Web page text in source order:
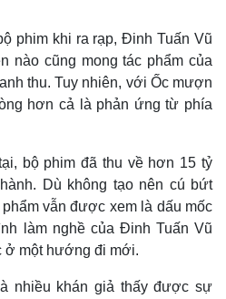
phim khi ra rạp, Đinh Tuấn Vũ
nào cũng mong tác phẩm của
thu. Tuy nhiên, với Ốc mượn
hơn cả là phản ứng từ phía
bộ phim đã thu về hơn 15 tỷ
Dù không tạo nên cú bứt
vẫn được xem là dấu mốc
làm nghề của Đinh Tuấn Vũ
ở một hướng đi mới.
nhiều khán giả thấy được sự